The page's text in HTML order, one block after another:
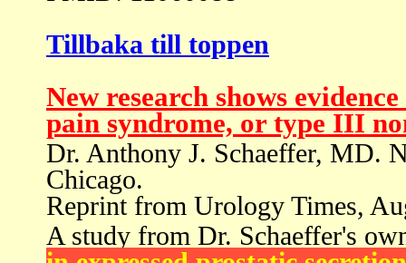
Tillbaka till toppen
New research shows
pain syndrome, or type III
Dr. Anthony J. Schaeffer, MD.
Chicago.
Reprint from Urology Times,
A study from Dr. Schaeffer's